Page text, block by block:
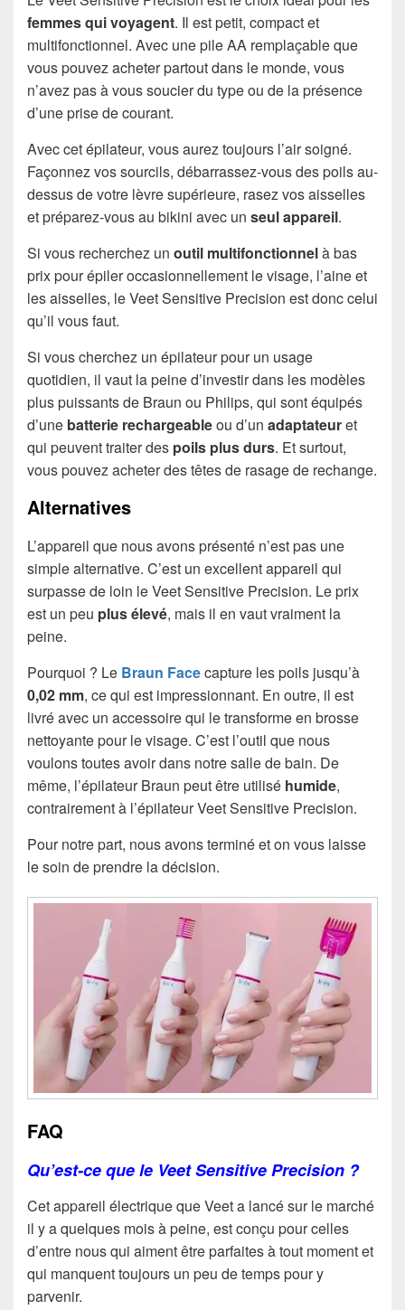
femmes qui voyagent. Il est petit, compact et
multifonctionnel. Avec une pile AA remplaçable que
vous pouvez acheter partout dans le monde, vous
n’avez pas à vous soucier du type ou de la présence
d’une prise de courant.
Avec cet épilateur, vous aurez toujours l’air soigné.
Façonnez vos sourcils, débarrassez-vous des poils au-
dessus de votre lèvre supérieure, rasez vos aisselles
et préparez-vous au bikini avec un seul appareil.
Si vous recherchez un outil multifonctionnelà bas
prix pour épiler occasionnellement le visage, l’aine et
les aisselles, le Veet Sensitive Precision est donc celui
qu’il vous faut.
Si vous cherchez un épilateur pour un usage
quotidien, il vaut la peine d’investir dans les modèles
plus puissants de Braun ou Philips, qui sont équipés
d’une batterie rechargeableou d’un adaptateuret
qui peuvent traiter des poils plus durs. Et surtout,
vous pouvez acheter des têtes de rasage de rechange.
Alternatives
L’appareil que nous avons présenté n’est pas une
simple alternative. C’est un excellent appareil qui
surpasse de loin le Veet Sensitive Precision. Le prix
est un peu plus élevé, mais il en vaut vraiment la
peine.
Pourquoi ? Le Braun Facecapture les poils jusqu’à
0,02 mm, ce qui est impressionnant. En outre, il est
livré avec un accessoire qui le transforme en brosse
nettoyante pour le visage. C’est l’outil que nous
voulons toutes avoir dans notre salle de bain. De
même, l’épilateur Braun peut être utilisé humide,
contrairement à l’épilateur Veet Sensitive Precision.
Pour notre part, nous avons terminé et on vous laisse
le soin de prendre la décision.
FAQ
Qu’est-ce que le Veet Sensitive Precision ?
Cet appareil électrique que Veet a lancé sur le marché
il y a quelques mois à peine, est conçu pour celles
d’entre nous qui aiment être parfaites à tout moment et
qui manquent toujours un peu de temps pour y
parvenir.